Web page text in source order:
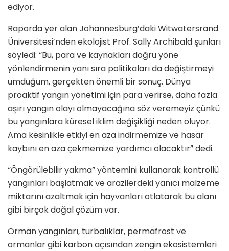
ediyor.
Raporda yer alan Johannesburg’daki Witwatersrand
Üniversitesi’nden ekolojist Prof. Sally Archibald şunları
söyledi: “Bu, para ve kaynakları doğru yöne
yönlendirmenin yanı sıra politikaları da değiştirmeyi
umduğum, gerçekten önemli bir sonuç. Dünya
proaktif yangın yönetimi için para verirse, daha fazla
aşırı yangın olayı olmayacağına söz veremeyiz çünkü
bu yangınlara küresel iklim değişikliği neden oluyor.
Ama kesinlikle etkiyi en aza indirmemize ve hasar
kaybını en aza çekmemize yardımcı olacaktır” dedi.
“Öngörülebilir yakma” yöntemini kullanarak kontrollü
yangınları başlatmak ve arazilerdeki yanıcı malzeme
miktarını azaltmak için hayvanları otlatarak bu alanı
gibi birçok doğal çözüm var.
Orman yangınları, turbalıklar, permafrost ve
ormanlar gibi karbon açısından zengin ekosistemleri